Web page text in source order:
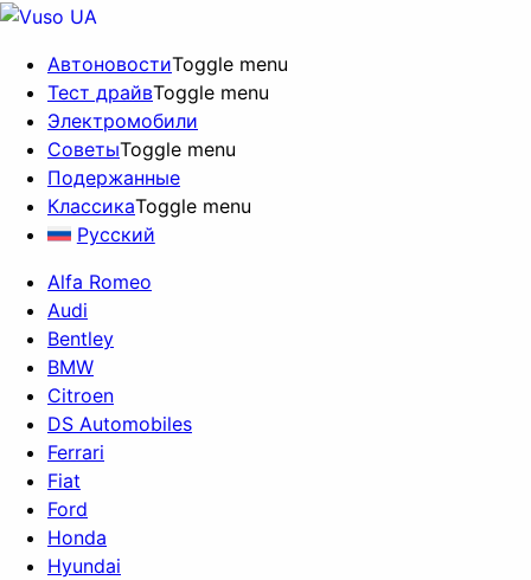
АвтоновостиToggle menu
Тест драйвToggle menu
Электромобили
СоветыToggle menu
Подержанные
КлассикаToggle menu
Русский
Alfa Romeo
Audi
Bentley
BMW
Citroen
DS Automobiles
Ferrari
Fiat
Ford
Honda
Hyundai